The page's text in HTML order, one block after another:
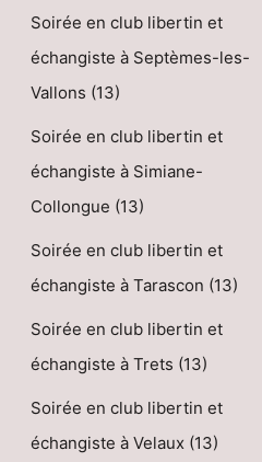
Soirée en club libertin et
échangiste à Septèmes-les-
Vallons (13)
Soirée en club libertin et
échangiste à Simiane-
Collongue (13)
Soirée en club libertin et
échangiste à Tarascon (13)
Soirée en club libertin et
échangiste à Trets (13)
Soirée en club libertin et
échangiste à Velaux (13)